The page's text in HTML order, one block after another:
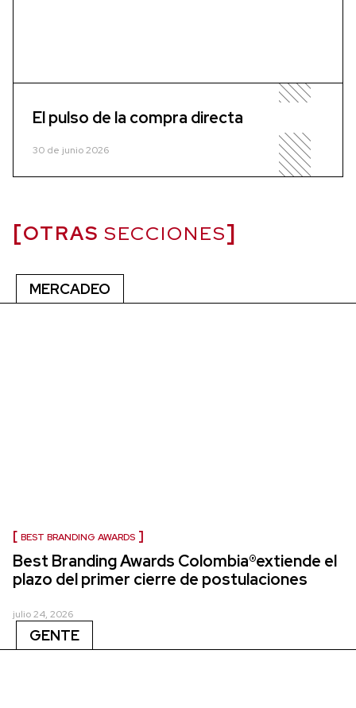
El pulso de la compra directa
30 de junio 2026
OTRAS SECCIONES
MERCADEO
BEST BRANDING AWARDS
Best Branding Awards Colombia®extiende el
plazo del primer cierre de postulaciones
julio 24, 2026
GENTE